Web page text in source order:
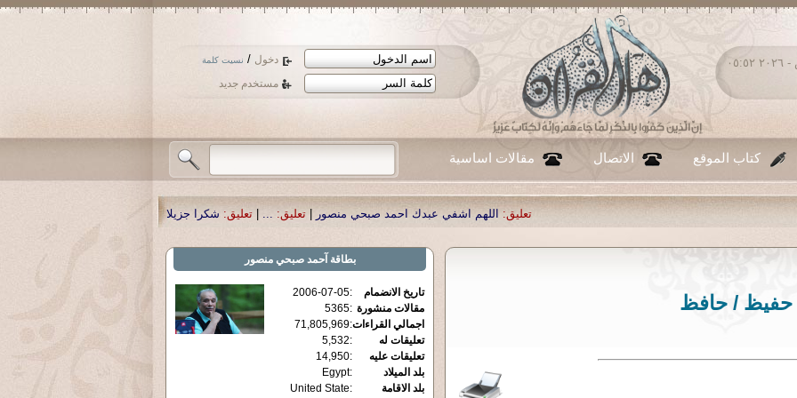
دخول / نسيت كلمة
مستخدم جديد
الجمعة ٠٧ - أغسطس - ٢٠٢٦ ٠٥:٥٢
كتاب الموقع الاتصال مقالات اساسية
اللهم اشفي عبدك احمد صبحي منصور تعليق: ...
| تعليق: شكرا جزيلا أستاذ حمد الحمد .أكرمكم الله .
حفيظ / حافظ
بطاقة آحمد صبحي منصور
تاريخ الانضمام :
2006-07-05
مقالات منشورة :
5365
اجمالي القراءات:
71,805,969
تعليقات له
:
5,532
تعليقات عليه
:
14,950
بلد الميلاد
:
Egypt
بلد الاقامة
:
United State